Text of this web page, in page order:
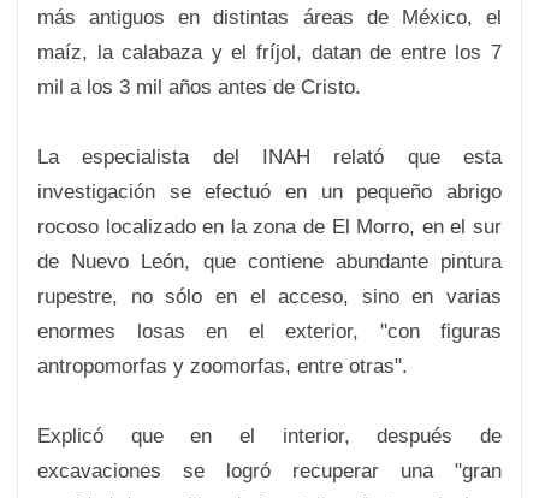
más antiguos en distintas áreas de México, el
maíz, la calabaza y el fríjol, datan de entre los 7
mil a los 3 mil años antes de Cristo.
La especialista del INAH relató que esta
investigación se efectuó en un pequeño abrigo
rocoso localizado en la zona de El Morro, en el sur
de Nuevo León, que contiene abundante pintura
rupestre, no sólo en el acceso, sino en varias
enormes losas en el exterior, "con figuras
antropomorfas y zoomorfas, entre otras".
Explicó que en el interior, después de
excavaciones se logró recuperar una "gran